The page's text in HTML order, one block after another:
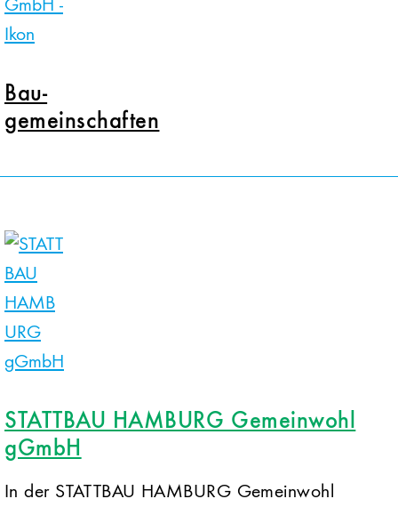
Bau-
­gemeinschaften
STATTBAU HAMBURG Gemeinwohl
gGmbH
In der STATTBAU HAMBURG Gemeinwohl